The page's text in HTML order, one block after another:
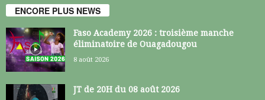
ENCORE PLUS NEWS
Faso Academy 2026 : troisième manche
éliminatoire de Ouagadougou
8 août 2026
JT de 20H du 08 août 2026